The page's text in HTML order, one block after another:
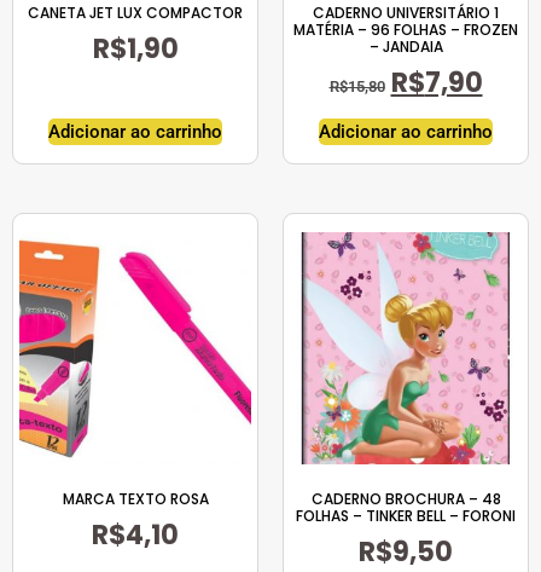
CANETA JET LUX COMPACTOR
R$1,90
Adicionar ao carrinho
CADERNO UNIVERSITÁRIO 1
MATÉRIA – 96 FOLHAS – FROZEN
– JANDAIA
R$15,80 R$7,90
Adicionar ao carrinho
MARCA TEXTO ROSA
R$4,10
CADERNO BROCHURA – 48
FOLHAS – TINKER BELL – FORONI
R$9,50